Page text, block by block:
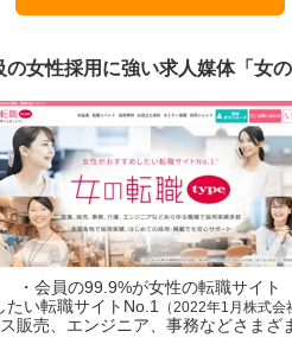
の女性採用に強い求人媒体「女の
・会員の99.9%が女性の転職サイト
たい転職サイトNo.1
（2022年1月株式会
販売、エンジニア、事務などさまざ